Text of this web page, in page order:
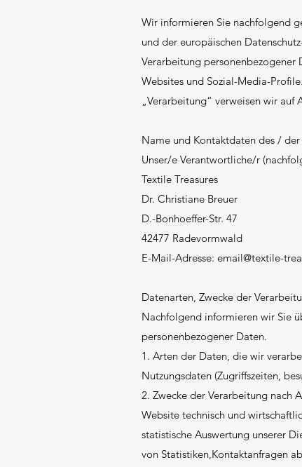
Wir informieren Sie nachfolgend
und der europäischen
Verarbeitung personenbezogener
Websites und Sozial-Media-
„Verarbeitung“ verweisen wir auf
Name und Kontaktdaten des /
Unser/e Verantwortliche/r
Textile Treasures
Dr. Christiane Breuer
D.-Bonhoeffer-Str. 47
42477 Radevormwald
E-Mail-Adresse: email@textile-
Datenarten, Zwecke der
Nachfolgend informieren wir Sie
personenbezogener Daten.
1. Arten der Daten, die wir
Nutzungsdaten (Zugriffszeiten,
2. Zwecke der Verarbeitung nach
Website technisch und
statistische Auswertung unserer
von Statistiken,Kontaktanfragen